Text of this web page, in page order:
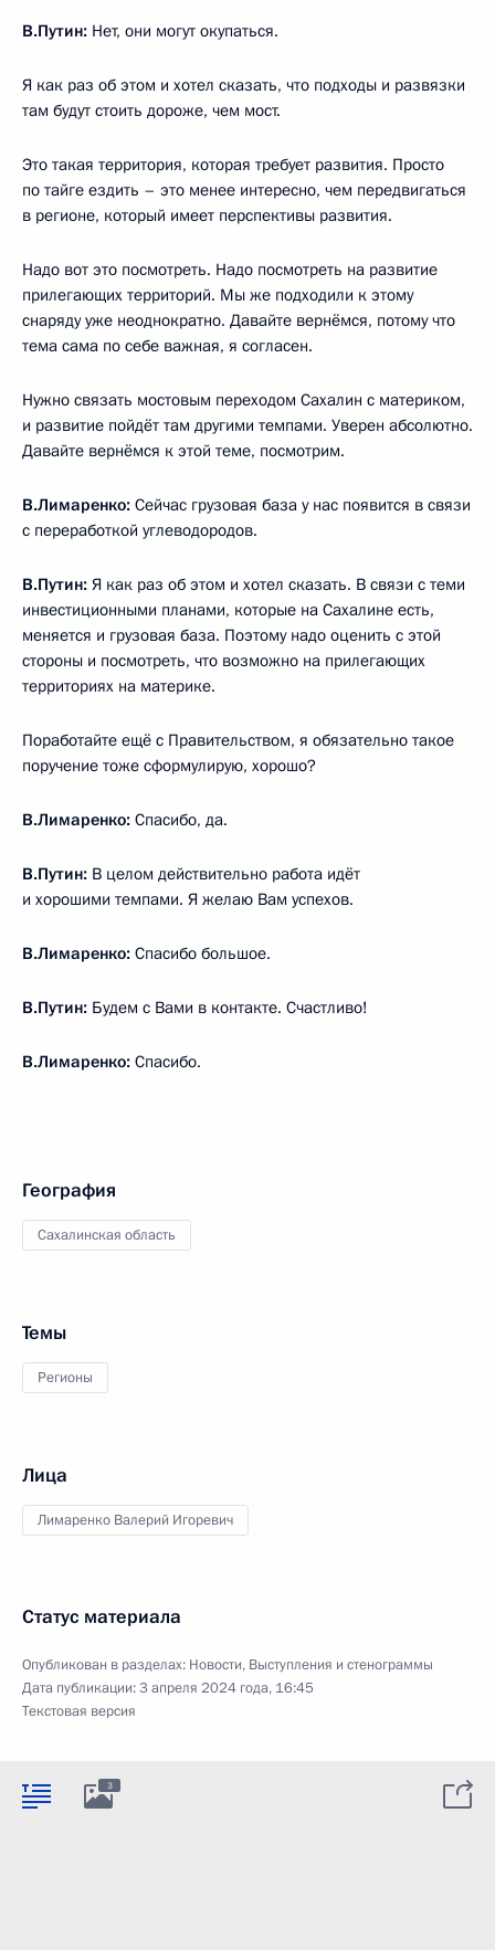
В.Путин: Нет, они могут окупаться.
Я как раз об этом и хотел сказать, что подходы и развязки
там будут стоить дороже, чем мост.
Это такая территория, которая требует развития. Просто
по тайге ездить – это менее интересно, чем передвигаться
в регионе, который имеет перспективы развития.
Надо вот это посмотреть. Надо посмотреть на развитие
прилегающих территорий. Мы же подходили к этому
снаряду уже неоднократно. Давайте вернёмся, потому что
тема сама по себе важная, я согласен.
Нужно связать мостовым переходом Сахалин с материком,
и развитие пойдёт там другими темпами. Уверен абсолютно.
Давайте вернёмся к этой теме, посмотрим.
В.Лимаренко: Сейчас грузовая база у нас появится в связи
с переработкой углеводородов.
В.Путин: Я как раз об этом и хотел сказать. В связи с теми
инвестиционными планами, которые на Сахалине есть,
меняется и грузовая база. Поэтому надо оценить с этой
стороны и посмотреть, что возможно на прилегающих
территориях на материке.
Поработайте ещё с Правительством, я обязательно такое
поручение тоже сформулирую, хорошо?
В.Лимаренко: Спасибо, да.
В.Путин: В целом действительно работа идёт
и хорошими темпами. Я желаю Вам успехов.
В.Лимаренко: Спасибо большое.
В.Путин: Будем с Вами в контакте. Счастливо!
В.Лимаренко: Спасибо.
География
Сахалинская область
Темы
Регионы
Лица
Лимаренко Валерий Игоревич
Статус материала
Опубликован в разделах: Новости, Выступления и стенограммы
Дата публикации:3 апреля 2024 года, 16:45
Текстовая версия
3